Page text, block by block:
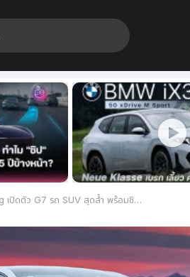
ถ SUV สุดล้ำ พร้อมชิประบบขับขี่อัจฉริยะ L3 เริ่ม 880,000 บาท ทำยอดจอง 10,000 คันใน 9 นาที